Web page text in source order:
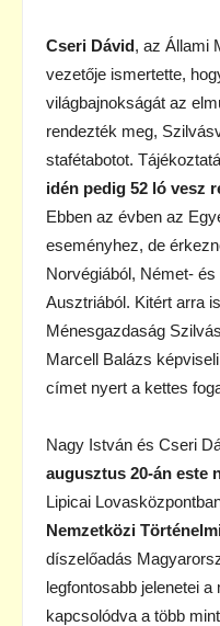
Cseri Dávid, az Állami
vezetője ismertette,
világbajnokságát az
rendezték meg,
stafétabotot.
idén pedig 52 ló vesz
Ebben az évben az
eseményhez, de
Norvégiából, Német-
Ausztriából. Kitért arra
Ménesgazdaság
Marcell Balázs
címet nyert a kettes
Nagy István és Cseri
augusztus 20-án este
Lipicai
Nemzetközi
díszelőadás
legfontosabb jelenetei
kapcsolódva a több